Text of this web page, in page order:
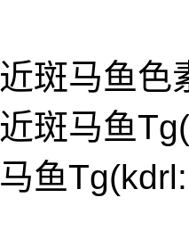
斑马鱼色
斑马鱼
鱼